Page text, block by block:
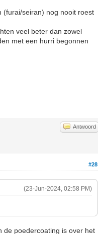
(furai/seiran) nog nooit roest
veel beter dan zowel
met een hurri begonnen
Antwoord
#28
(23-Jun-2024, 02:58 PM)
de poedercoating is over het